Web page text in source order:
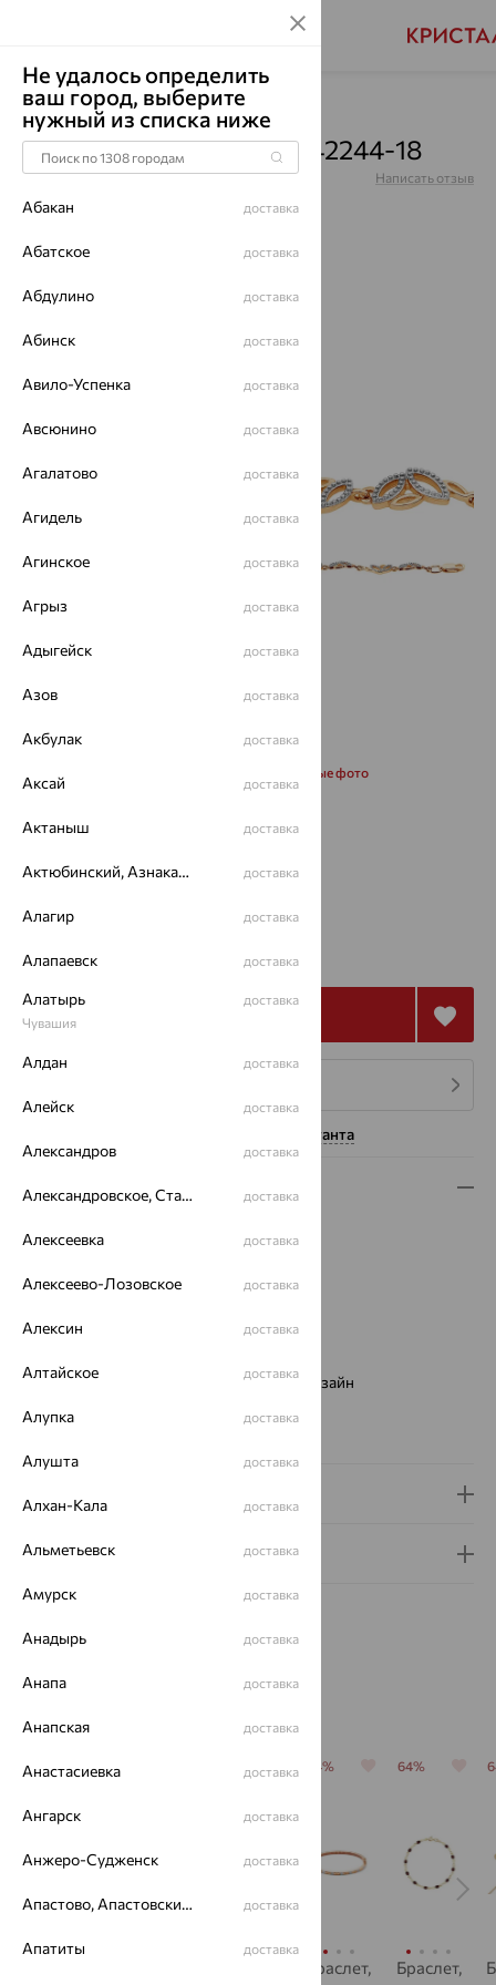
Главная Каталог Браслеты декоративные
Браслет, золото, 1400242244-18
Артикул:1400242244-18 Написать отзыв
Запросить дополнительные фото
Размеры:
18
58 158 193 859₽
Купить
Нужна помощь консультанта
Описание
Металл:Золото
Проба:585
Виды дизайна браслетов:
Европейский дизайн
Бренд:
Гарантия и возврат
64% 64%
Браслет,
64%
Браслет,
Не удалось определить
ваш город, выберите
нужный из списка ниже
Абакан доставка
Абатское доставка
Абдулино доставка
Абинск доставка
Авило-Успенка доставка
Авсюнино доставка
Агалатово доставка
Агидель доставка
Агинское доставка
Агрыз доставка
Адыгейск доставка
Азов доставка
Акбулак доставка
Аксай доставка
Актаныш доставка
Актюбинский, Азнакаевский район доставка
Алагир доставка
Алапаевск доставка
Алатырь
Чувашия
доставка
Алдан доставка
Алейск доставка
Александров доставка
Александровское, Ставропольский край доставка
Алексеевка доставка
Алексеево-Лозовское доставка
Алексин доставка
Алтайское доставка
Алупка доставка
Алушта доставка
Алхан-Кала доставка
Альметьевск доставка
Амурск доставка
Анадырь доставка
Анапа доставка
Анапская доставка
Анастасиевка доставка
Ангарск доставка
Анжеро-Судженск доставка
Апастово, Апастовский район доставка
Апатиты доставка